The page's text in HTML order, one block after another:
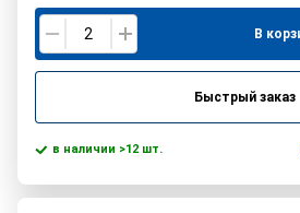
В
Быстрый заказ
в наличии >12 шт.